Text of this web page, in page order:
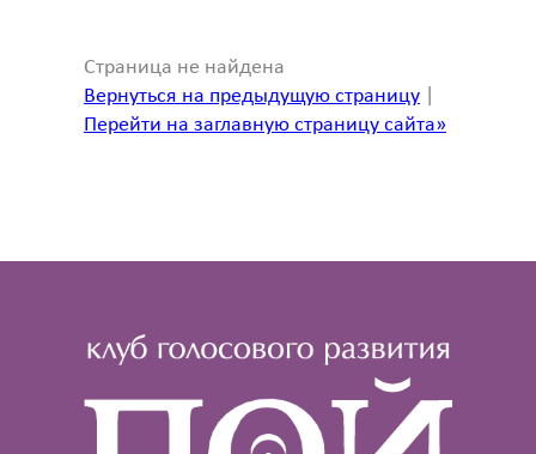
Страница не найдена
Вернуться на предыдущую страницу|
Перейти на заглавную страницу сайта»